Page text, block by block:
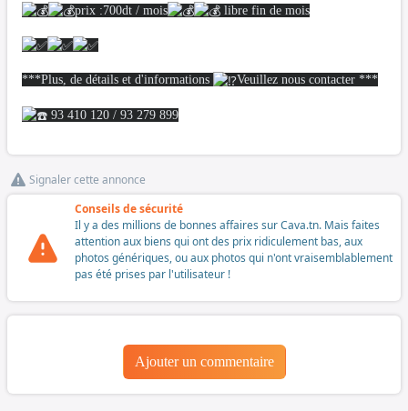
prix :700dt / mois libre fin de mois
***Plus, de détails et d'informations Veuillez nous contacter ***
93 410 120 / 93 279 899
Signaler cette annonce
Conseils de sécurité
Il y a des millions de bonnes affaires sur Cava.tn. Mais faites
attention aux biens qui ont des prix ridiculement bas, aux
photos génériques, ou aux photos qui n'ont vraisemblablement
pas été prises par l'utilisateur !
Ajouter un commentaire